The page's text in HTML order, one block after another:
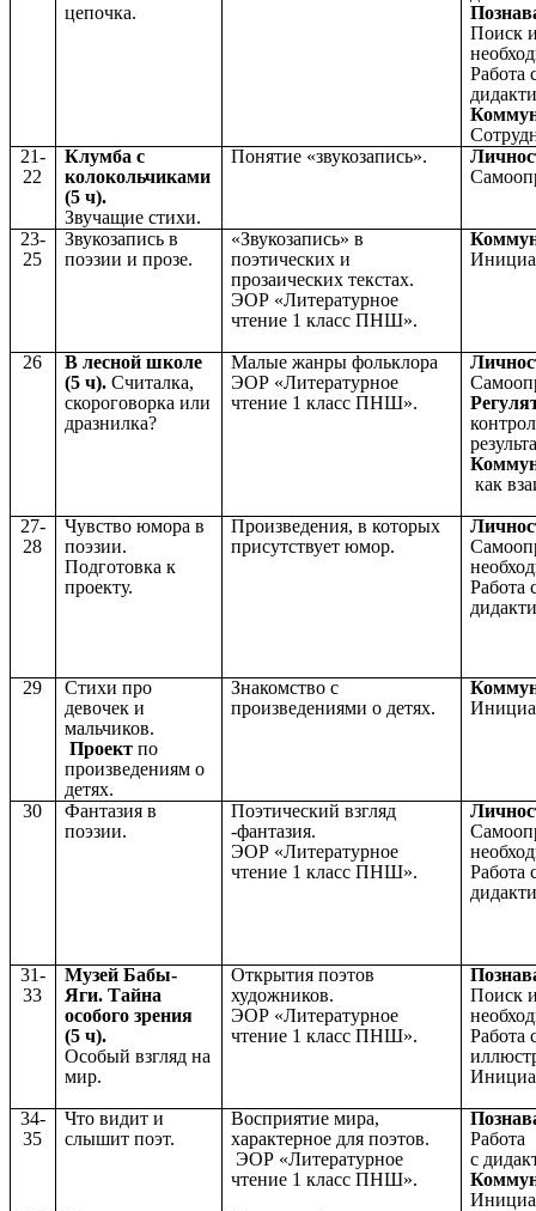
цепочка.
Поиск
Работа
21-
22
Клумба с
колокольчиками
(5 ч).
Звучащие стихи.
Понятие «звукозапись».
23-
25
Звукозапись в
поэзии и прозе.
«Звукозапись» в
поэтических и
прозаических текстах.
ЭОР «Литературное
чтение 1 класс ПНШ».
26
В лесной школе
(5 ч). Считалка,
скороговорка или
дразнилка?
Малые жанры фольклора
ЭОР «Литературное
чтение 1 класс ПНШ».
как
27-
28
Чувство юмора в
поэзии.
Подготовка к
проекту.
Произведения, в которых
присутствует юмор.
Работа
29
Стихи про
девочек и
мальчиков.
Проект по
произведениям о
детях.
Знакомство с
произведениями о детях.
30
Фантазия в
поэзии.
Поэтический взгляд
-фантазия.
ЭОР «Литературное
чтение 1 класс ПНШ».
Работа
31-
33
Музей Бабы-
Яги. Тайна
особого зрения
(5 ч).
Особый взгляд на
мир.
Открытия поэтов
художников.
ЭОР «Литературное
чтение 1 класс ПНШ».
Поиск
Работа
34-
35
Что видит и
слышит поэт.
Восприятие мира,
характерное для поэтов.
ЭОР «Литературное
чтение 1 класс ПНШ».
Работа
с